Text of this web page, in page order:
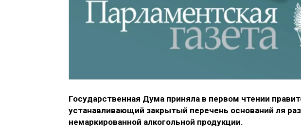
Государственная Дума приняла в первом чтении
устанавливающий закрытый перечень оснований ля
немаркированной алкогольной продукции.